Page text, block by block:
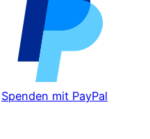
Spenden mit PayPal